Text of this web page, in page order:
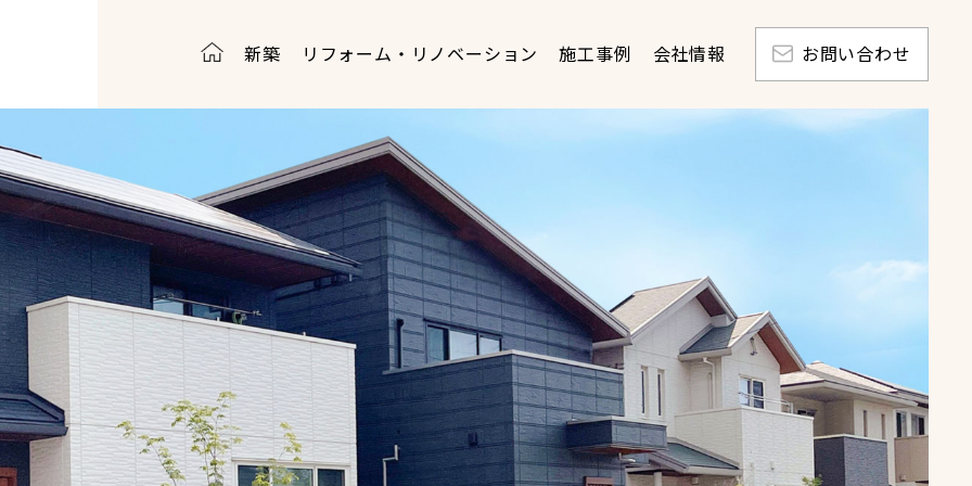
新築 リフォーム・リノベーション 施工事例 会社情報 お問い合わせ